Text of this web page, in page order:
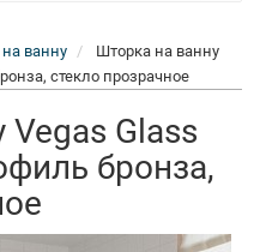
ванну
Шторка на ванну
стекло прозрачное
Glass
бронза,